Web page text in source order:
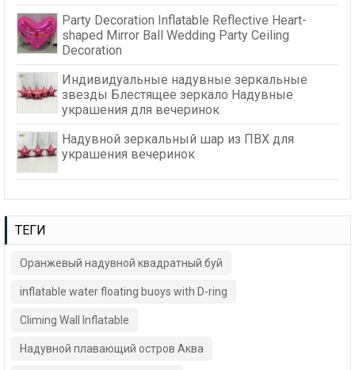
Party Decoration Inflatable Reflective Heart-
shaped Mirror Ball Wedding Party Ceiling
Decoration
Индивидуальные надувные зеркальные
звезды Блестящее зеркало Надувные
украшения для вечеринок
Надувной зеркальный шар из ПВХ для
украшения вечеринок
ТЕГИ
Оранжевый надувной квадратный буй
inflatable water floating buoys with D-ring
Climing Wall Inflatable
Надувной плавающий остров Аква